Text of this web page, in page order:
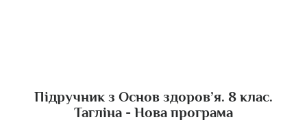
Підручник з Основ здоров’я. 8 клас.
Тагліна - Нова програма